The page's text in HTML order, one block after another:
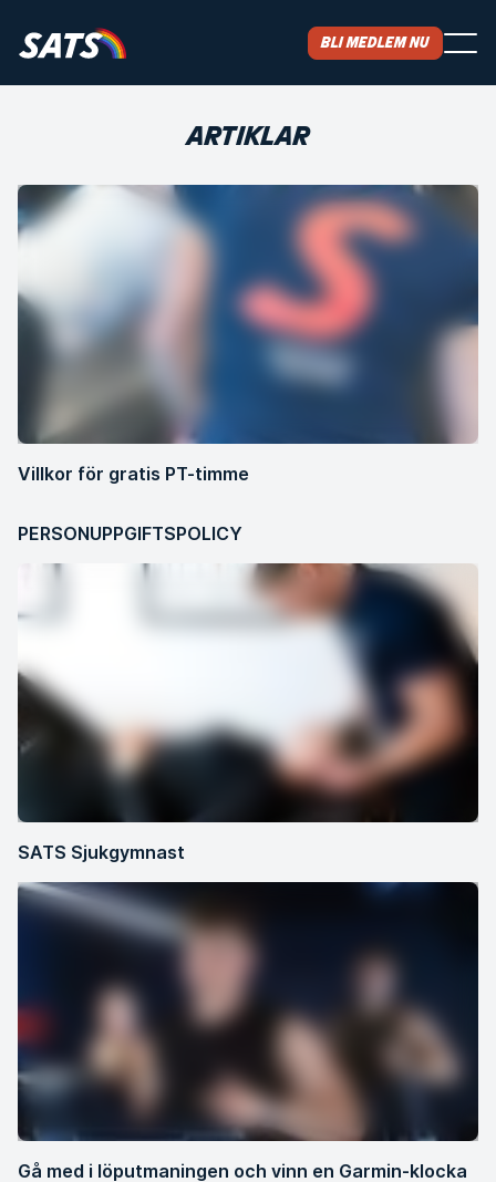
Bli medlem nu
ARTIKLAR
Villkor för gratis PT-timme
PERSONUPPGIFTSPOLICY
SATS Sjukgymnast
Gå med i löputmaningen och vinn en Garmin-klocka